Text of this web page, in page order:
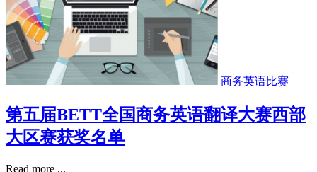
商务英语比赛
第五届BETT全国商务英语翻译大赛西部
大区赛获奖名单
Read more ...